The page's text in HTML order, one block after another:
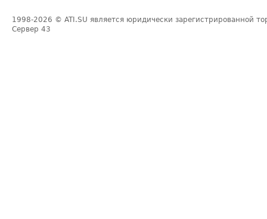
1998-2026 © ATI.SU является юридически зарегистрированной
Сервер 43